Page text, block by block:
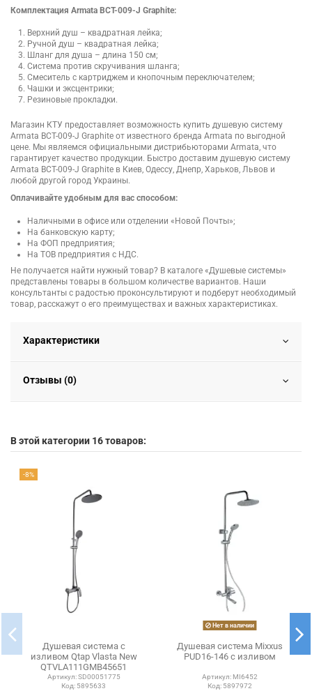
Комплектация Armata BCT-009-J Graphite:
Верхний душ – квадратная лейка;
Ручной душ – квадратная лейка;
Шланг для душа – длина 150 см;
Система против скручивания шланга;
Смеситель с картриджем и кнопочным переключателем;
Чашки и эксцентрики;
Резиновые прокладки.
Магазин КТУ предоставляет возможность купить душевую систему
Armata BCT-009-J Graphite от известного бренда Armata по выгодной
цене. Мы являемся официальными дистрибьюторами Armata, что
гарантирует качество продукции. Быстро доставим душевую систему
Armata BCT-009-J Graphite в Киев, Одессу, Днепр, Харьков, Львов и
любой другой город Украины.
Оплачивайте удобным для вас способом:
Наличными в офисе или отделении «Новой Почты»;
На банковскую карту;
На ФОП предприятия;
На ТОВ предприятия с НДС.
Не получается найти нужный товар? В каталоге «Душевые системы»
представлены товары в большом количестве вариантов. Наши
консультанты с радостью проконсультируют и подберут необходимый
товар, расскажут о его преимуществах и важных характеристиках.
Характеристики
Отзывы (0)
В этой категории 16 товаров:
-8%
Душевая система c
изливом Qtap Vlasta New
QTVLA111GMB45651
Gunmetal Black PVD
Артикул: SD00051775
Код: 5895633
Нет в наличии
Душевая система Mixxus
PUD16-146 с изливом
Артикул: MI6452
Код: 5897972